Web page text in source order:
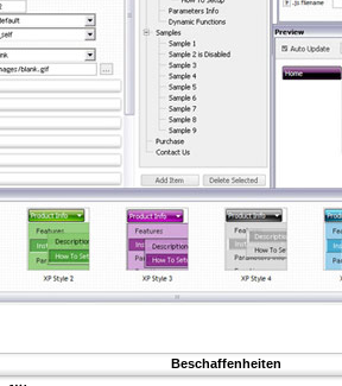
Beschaffenheiten